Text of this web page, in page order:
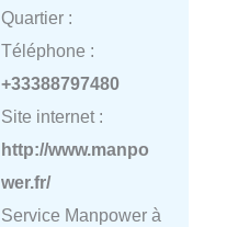
Quartier :
Téléphone :
+33388797480
Site internet :
http://www.manpo
wer.fr/
Service Manpower à